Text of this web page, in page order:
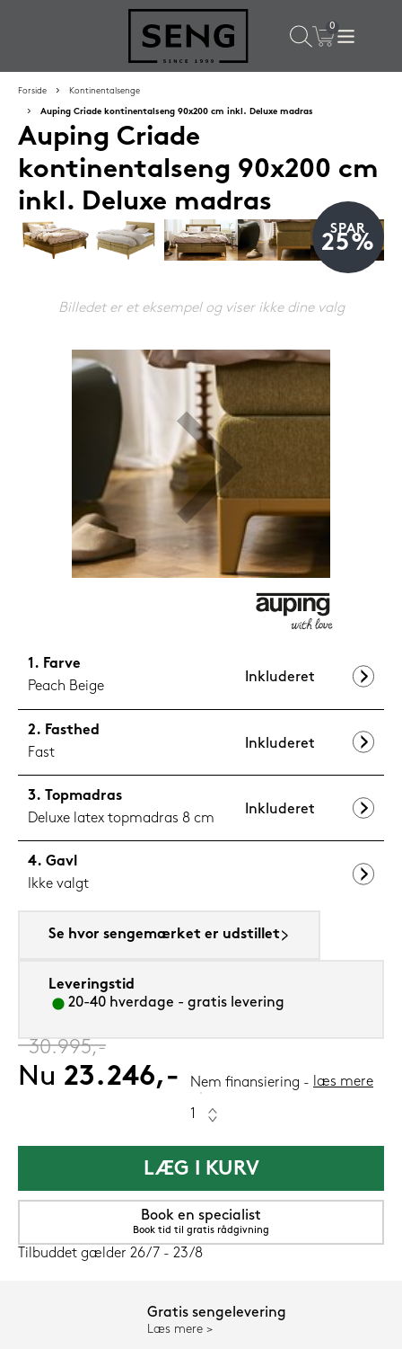
Silvana Support hovedpude 50x65 cm Grenat (rød)
Forside Kontinentalsenge
Auping Criade kontinentalseng 90x200 cm inkl. Deluxe madras
Auping Criade
kontinentalseng 90x200 cm
inkl. Deluxe madras
Billedet er et eksempel og viser ikke dine valg
SPAR
25%
Farve
Peach Beige
Inkluderet
Fasthed
Fast
Inkluderet
Topmadras
Deluxe latex topmadras 8 cm
Inkluderet
Gavl
Ikke valgt
Se hvor sengemærket er udstillet
Leveringstid
20-40 hverdage - gratis levering
‎30.995,-
Nu 23.246,- Nem finansiering læs mere
LÆG I KURV
Book en specialist
Book tid til gratis rådgivning
Tilbuddet gælder 26/7 - 23/8
Gratis sengelevering
Læs mere